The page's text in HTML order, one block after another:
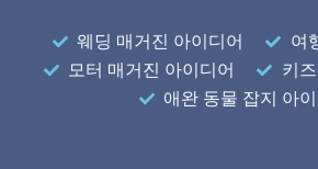
웨딩 매거진 아이디어
여
모터 매거진 아이디어
키
애완 동물 잡지 아